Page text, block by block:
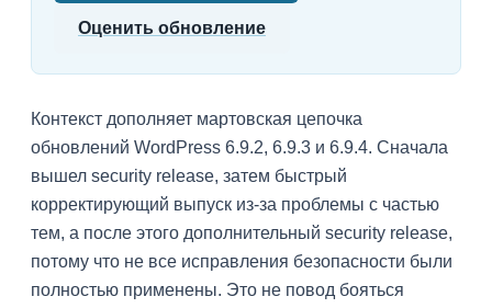
Оценить обновление
Контекст дополняет мартовская цепочка
обновлений WordPress 6.9.2, 6.9.3 и 6.9.4. Сначала
вышел security release, затем быстрый
корректирующий выпуск из-за проблемы с частью
тем, а после этого дополнительный security release,
потому что не все исправления безопасности были
полностью применены. Это не повод бояться